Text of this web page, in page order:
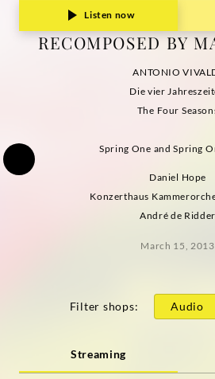
Listen now
RECOMPOSED BY
ANTONIO
Die vier
The Four
Spring One and Spring
Daniel Hope
Konzerthaus
André de Ridder
March 15, 2013
Filter shops: Audio
Streaming